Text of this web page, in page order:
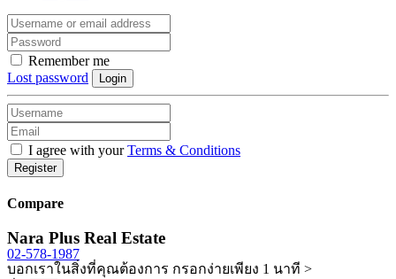
Remember me
Lost password
Login
I agree with yourTerms & Conditions
Register
Compare
Nara Plus Real Estate
02-578-1987
บอกเราในสิ่งที่คุณต้องการ กรอกง่ายเพียง 1 นาที >